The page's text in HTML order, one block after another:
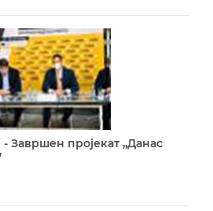
Завршен пројекат „Данас